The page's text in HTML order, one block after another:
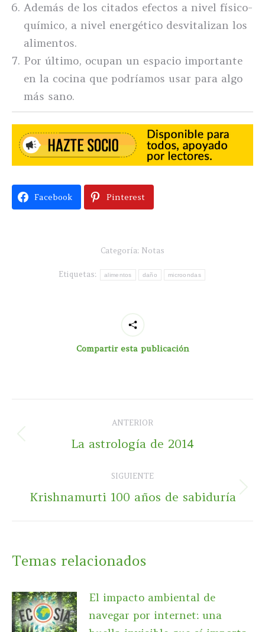
Además de los citados efectos a nivel físico-
químico, a nivel energético desvitalizan los
alimentos.
Por último, ocupan un espacio importante
en la cocina que podríamos usar para algo
más sano.
Facebook Pinterest
Categoría: Notas
Etiquetas: alimentos daño microondas
Compartir esta publicación
entre
ANTERIOR
Publicación
La astrología de 2014
SIGUIENTE
Publicación
Krishnamurti 100 años de sabiduría
Temas relacionados
El impacto ambiental de
navegar por internet: una